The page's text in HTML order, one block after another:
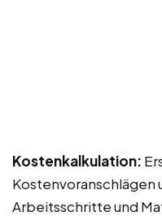
Kostenkalkulation:
Kostenvoranschlägen
Arbeitsschritte und